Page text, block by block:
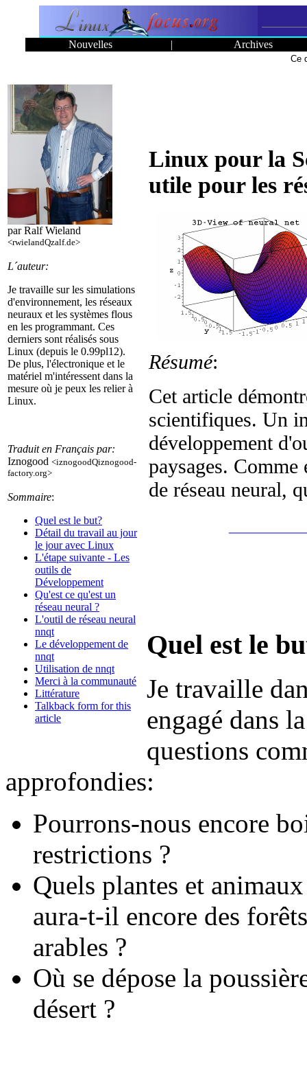
Nouvelles | Archives
Ce
par Ralf Wieland
<rwielandQzalf.de>
L´auteur:
Je travaille sur les simulations
d'environnement, les réseaux
neuraux et les systèmes flous
en les programmant. Ces
derniers sont réalisés sous
Linux (depuis le 0.99pl12).
De plus, l'électronique et le
matériel m'intéressent dans la
mesure où je peux les relier à
Linux.
Traduit en Français par:
Iznogood <iznogoodQiznogood-
factory.org>
Sommaire:
Quel est le but?
Détail du travail au jour
le jour avec Linux
L'étape suivante - Les
outils de
Développement
Qu'est ce qu'est un
réseau neural ?
L'outil de réseau neural
nnqt
Le développement de
nnqt
Utilisation de nnqt
Merci à la communauté
Littérature
Talkback form for this
article
Linux pour la
utile pour les
Résumé:
Cet article
scientifiques. Un
développement
paysages.
de réseau neural,
Quel est le
Je travaille
engagé dans
questions
approfondies:
Pourrons-nous encore
restrictions ?
Quels plantes et
aura-t-il encore des
arables ?
Où se dépose la
désert ?